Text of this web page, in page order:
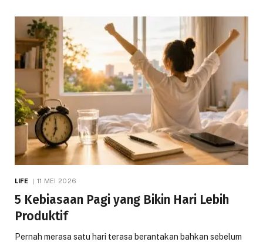
LIFE 11 MEI 2026
5 Kebiasaan Pagi yang Bikin Hari Lebih
Produktif
Pernah merasa satu hari terasa berantakan bahkan sebelum